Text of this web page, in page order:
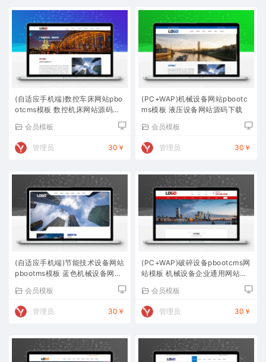
(自适应手机端)数控车床网站pbo
otcms模板 数控机床网站源码下
会员模板
管理员 30￥
(PC+WAP)机械设备网站pbootc
ms模板 液压设备网站源码下载
会员模板
管理员 30￥
(自适应手机端)节能技术设备网站
pbootms模板 蓝色机械设备网站
会员模板
管理员 30￥
(PC+WAP)破碎设备pbootcms网
站模板 机械设备企业通用网站源
会员模板
管理员 30￥